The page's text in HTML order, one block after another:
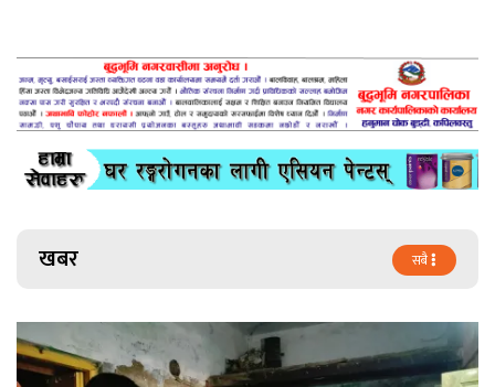
खबर सबै